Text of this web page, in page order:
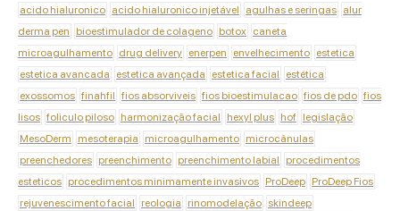
acido hialuronico acido hialuronico injetável agulhas e seringas alur
derma pen
bioestimulador de colageno botox caneta
microagulhamento drug delivery enerpen envelhecimento estetica
estetica avancada
estetica avançada estetica facial
estética
exossomos finahfil fios absorviveis fios bioestimulacao fios de pdo fios
lisos foliculo piloso harmonização facial hexyl plus hof legislação
MesoDerm
mesoterapia microagulhamento microcânulas
preenchedores preenchimento preenchimento labial
procedimentos
esteticos procedimentos minimamente invasivos ProDeep ProDeep Fios
rejuvenescimento facial
reologia rinomodelação skindeep